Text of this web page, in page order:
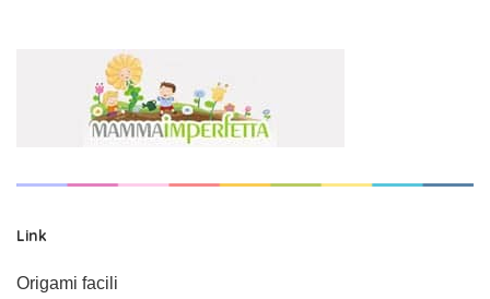
Link
Origami facili